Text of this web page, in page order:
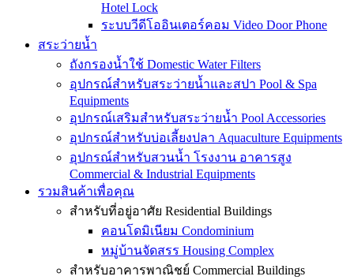
Hotel Lock
ระบบวีดีโออินเตอร์คอม Video Door Phone
สระว่ายน้ำ
ถังกรองน้ำใช้ Domestic Water Filters
อุปกรณ์สำหรับสระว่ายน้ำและสปา Pool & Spa
Equipments
อุปกรณ์เสริมสำหรับสระว่ายน้ำ Pool Accessories
อุปกรณ์สำหรับบ่อเลี้ยงปลา Aquaculture Equipments
อุปกรณ์สำหรับสวนน้ำ โรงงาน อาคารสูง
Commercial & Industrial Equipments
รวมสินค้าเพื่อคุณ
สำหรับที่อยู่อาศัย Residential Buildings
คอนโดมิเนียม Condominium
หมู่บ้านจัดสรร Housing Complex
สำหรับอาคารพาณิชย์ Commercial Buildings